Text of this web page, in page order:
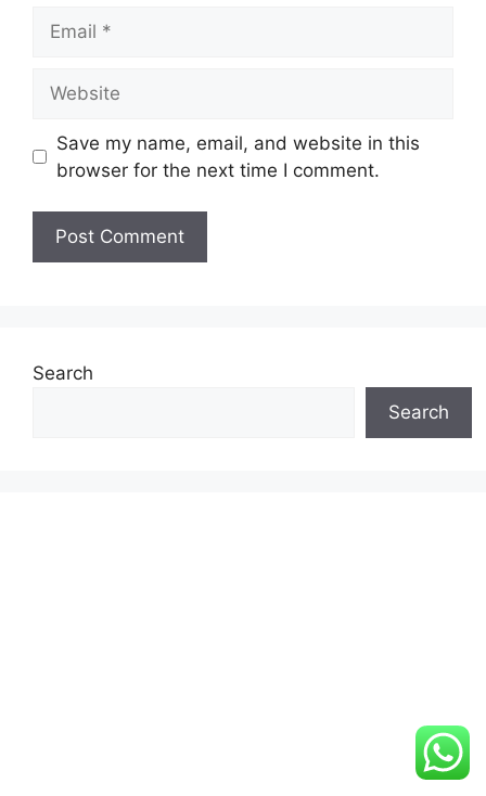
Save my name, email, and website in this
browser for the next time I comment.
Search
Search